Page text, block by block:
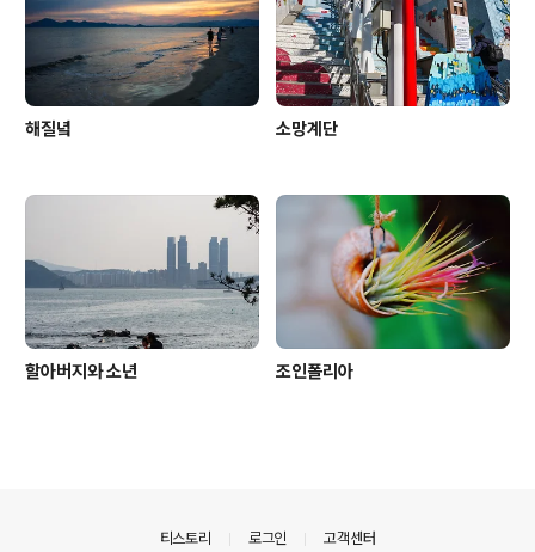
해질녘 소망계단
할아버지와 소년 조인폴리아
티스토리 로그인 고객센터